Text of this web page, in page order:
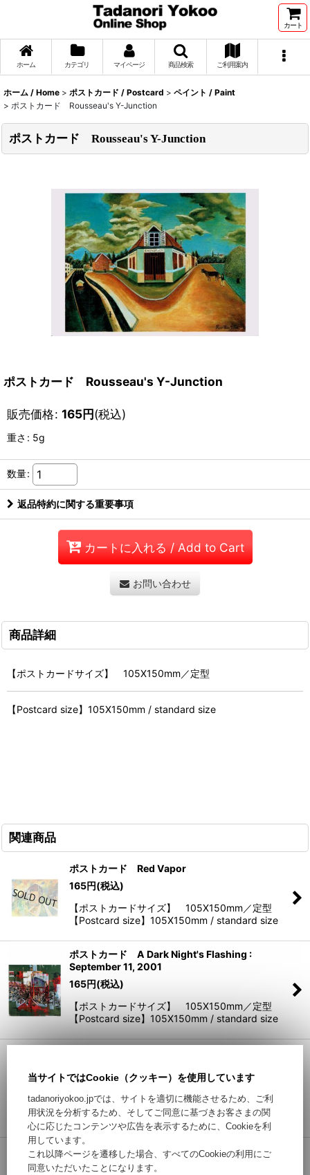
カート
ホーム カテゴリ マイページ 商品検索 ご利用案内
ホーム / Home > ポストカード / Postcard > ペイント / Paint
> ポストカード Rousseau's Y-Junction
ポストカード Rousseau's Y-Junction
ポストカード Rousseau's Y-Junction
販売価格: 165円(税込)
重さ : 5g
数量:
返品特約に関する重要事項
カートに入れる / Add to Cart
お問い合わせ
商品詳細
【ポストカードサイズ】 105X150mm／定型
【Postcard size】105X150mm / standard size
関連商品
ポストカード Red Vapor
165円(税込)
【ポストカードサイズ】 105X150mm／定型
【Postcard size】105X150mm / standard size
ポストカード A Dark Night's Flashing :
September 11, 2001
165円(税込)
【ポストカードサイズ】 105X150mm／定型
【Postcard size】105X150mm / standard size
165円(税込)
【ポストカードサイズ】 105X150mm／定型
【Postcard size】105X150mm / standard size
ポストカード Black Cavity
165円(税込)
当サイトではCookie（クッキー）を使用しています
tadanoriyokoo.jpでは、サイトを適切に機能させるため、ご利
用状況を分析するため、そしてご同意に基づきお客さまの関
心に応じたコンテンツや広告を表示するために、Cookieを利
用しています。
これ以降ページを遷移した場合、すべてのCookieの利用にご
同意いただいたことになります。